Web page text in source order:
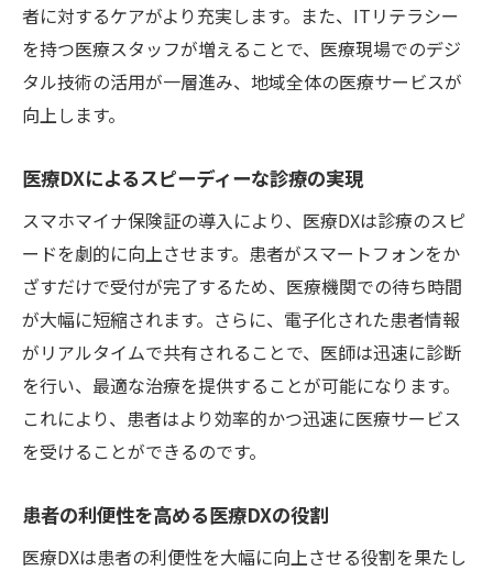
スマート受付を実現する医療DXの力
受付のデジタル化でスムーズな診療へ
医療DXとスマホの連携で待ち時間を短縮
未来型受付を支える医療DXの革新
医療DXがもたらす受付の効率化
スマホで簡単！医療DXによる健康管理
スマホで実現する医療DXの健康管理法
医療DXとスマホで手軽に健康を見守る
健康管理が変わる！医療DXの新時代
スマホと医療DXで日常の健康管理を改善
デジタル化で進化する個別健康管理
医療DXが実現する効率的な医療体制
効率化を追求する医療DXのメリット
者に対するケアがより充実します。また、ITリテラシー
を持つ医療スタッフが増えることで、医療現場でのデジ
タル技術の活用が一層進み、地域全体の医療サービスが
向上します。
医療DXによるスピーディーな診療の実現
スマホマイナ保険証の導入により、医療DXは診療のスピ
ードを劇的に向上させます。患者がスマートフォンをか
ざすだけで受付が完了するため、医療機関での待ち時間
が大幅に短縮されます。さらに、電子化された患者情報
がリアルタイムで共有されることで、医師は迅速に診断
を行い、最適な治療を提供することが可能になります。
これにより、患者はより効率的かつ迅速に医療サービス
を受けることができるのです。
患者の利便性を高める医療DXの役割
医療DXは患者の利便性を大幅に向上させる役割を果たし